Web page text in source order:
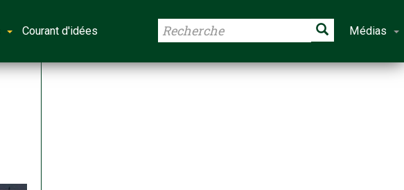
Courant d'idées Médias